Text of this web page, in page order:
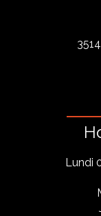
Lundi